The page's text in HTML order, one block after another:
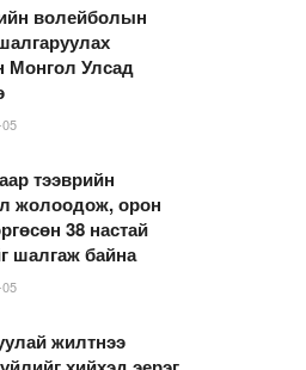
волейболын
Монгол Улсад
тээврийн
жолоодож, орон
38 настай
шалгаж байна
жилтнээ